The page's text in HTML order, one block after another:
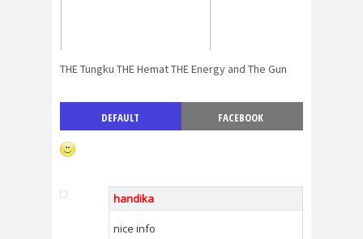
THE Tungku THE Hemat THE Energy and The Gun
DEFAULT FACEBOOK
handika
nice info